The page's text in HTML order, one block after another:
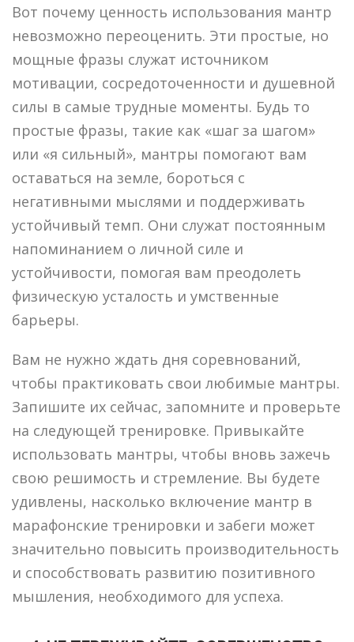
Вот почему ценность использования мантр
невозможно переоценить. Эти простые, но
мощные фразы служат источником
мотивации, сосредоточенности и душевной
силы в самые трудные моменты. Будь то
простые фразы, такие как «шаг за шагом»
или «я сильный», мантры помогают вам
оставаться на земле, бороться с
негативными мыслями и поддерживать
устойчивый темп. Они служат постоянным
напоминанием о личной силе и
устойчивости, помогая вам преодолеть
физическую усталость и умственные
барьеры.
Вам не нужно ждать дня соревнований,
чтобы практиковать свои любимые мантры.
Запишите их сейчас, запомните и проверьте
на следующей тренировке. Привыкайте
использовать мантры, чтобы вновь зажечь
свою решимость и стремление. Вы будете
удивлены, насколько включение мантр в
марафонские тренировки и забеги может
значительно повысить производительность
и способствовать развитию позитивного
мышления, необходимого для успеха.